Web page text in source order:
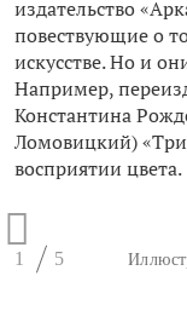
издательство
повествующие о
искусстве. Но и
Например,
Константина
Ломовицкий) «Три
восприятии цвета.
1 5